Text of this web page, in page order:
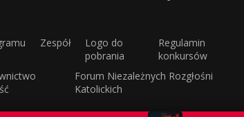
Zespół
Logo do
pobrania
Regulamin
konkursów
Forum Niezależnych Rozgłośni
Katolickich